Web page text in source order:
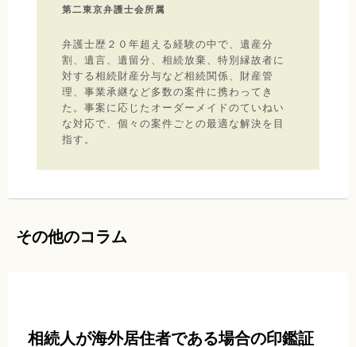
第二東京弁護士会所属
弁護士歴２０年超える経験の中で、遺産分
割、遺言、遺留分、相続放棄、特別縁故者に
対する相続財産分与など相続関係、財産管
理、事業承継など多数の案件に携わってき
た。事案に応じたオーダーメイドのていねい
な対応で、個々の案件ごとの最適な解決を目
指す。
その他のコラム
相続人が海外居住者である場合の印鑑証